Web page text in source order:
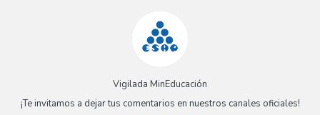
Vigilada MinEducación
¡Te invitamos a dejar tus comentarios en nuestros canales oficiales!